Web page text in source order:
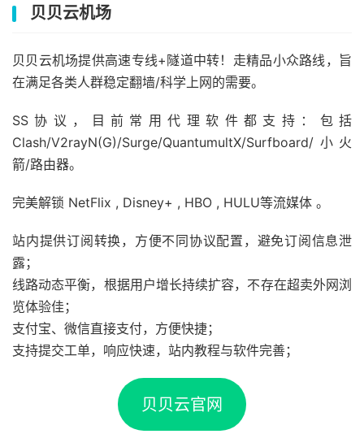
贝贝云机场
贝贝云机场提供高速专线+隧道中转！走精品小众路线，旨
在满足各类人群稳定翻墙/科学上网的需要。
SS协议，目前常用代理软件都支持：包括
Clash/V2rayN(G)/Surge/QuantumultX/Surfboard/小火
箭/路由器。
完美解锁 NetFlix , Disney+ , HBO , HULU等流媒体 。
站内提供订阅转换，方便不同协议配置，避免订阅信息泄
露；
线路动态平衡，根据用户增长持续扩容，不存在超卖外网浏
览体验佳；
支付宝、微信直接支付，方便快捷；
支持提交工单，响应快速，站内教程与软件完善；
贝贝云官网